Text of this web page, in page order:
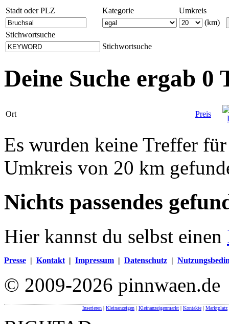
Stadt oder PLZ Kategorie
Umkreis
(km)
Stichwortsuche
Stichwortsuche
Deine Suche ergab 0
Ort Preis
Es wurden keine Treffer
Umkreis von 20 km
Nichts passendes
Hier kannst du selbst einen
Presse | Kontakt | Impressum | Datenschutz |
© 2009-2026 pinnwaen.de
Inserieren | Kleinanzeigen | Kleinanzeigenmarkt | Kontakte | Marktplatz